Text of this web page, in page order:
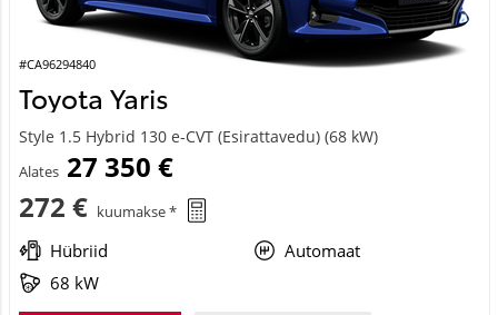
#CA96294840
Toyota Yaris
Style 1.5 Hybrid 130 e-CVT (Esirattavedu) (68 kW)
Alates 27 350 €
272 € kuumakse *
Hübriid
Automaat
68 kW